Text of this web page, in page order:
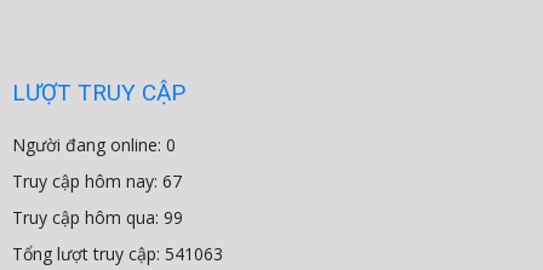
LƯỢT TRUY CẬP
Người đang online: 0
Truy cập hôm nay: 67
Truy cập hôm qua: 99
Tổng lượt truy cập: 541063